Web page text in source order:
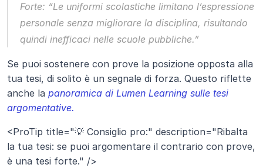
Forte: “Le uniformi scolastiche limitano l’espressione
personale senza migliorare la disciplina, risultando
quindi inefficaci nelle scuole pubbliche.”
Se puoi sostenere con prove la posizione opposta alla
tua tesi, di solito è un segnale di forza. Questo riflette
anche la panoramica di Lumen Learning sulle tesi
argomentative.
<ProTip title="💡 Consiglio pro:" description="Ribalta
la tua tesi: se puoi argomentare il contrario con prove,
è una tesi forte." />